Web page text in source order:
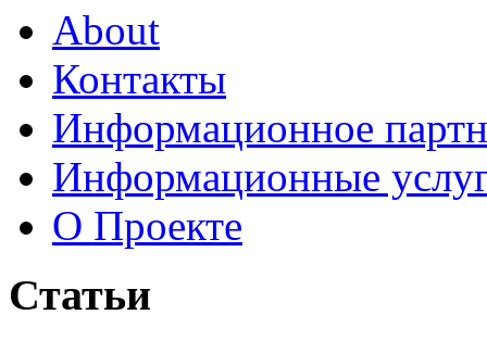
About
Контакты
Информационное
Информационные
О Проекте
Статьи